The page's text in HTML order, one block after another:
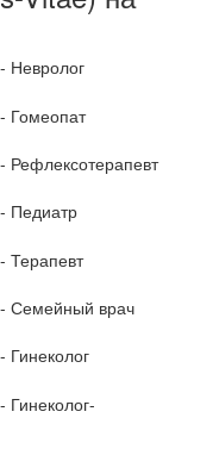
Невролог
Гомеопат
Рефлексотерапевт
Педиатр
Терапевт
Семейный врач